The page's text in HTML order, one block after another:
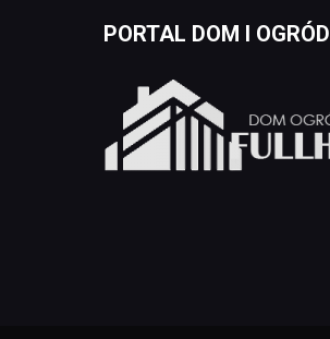
PORTAL DOM I OGRÓD